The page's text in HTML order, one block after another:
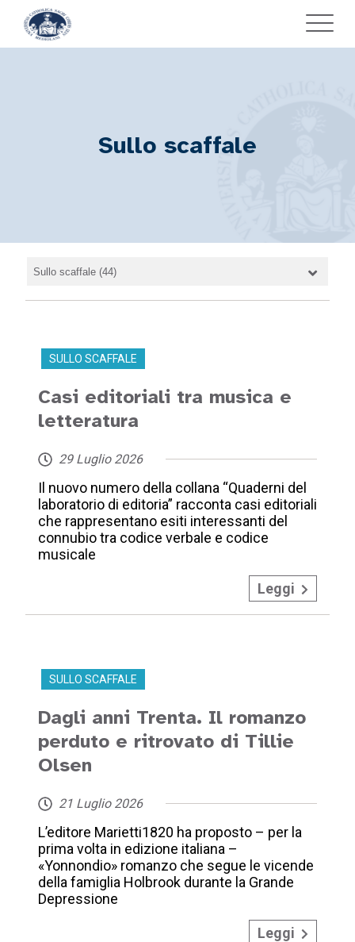
Sullo scaffale
SULLO SCAFFALE
Casi editoriali tra musica e
letteratura
29 Luglio 2026
Il nuovo numero della collana “Quaderni del
laboratorio di editoria” racconta casi editoriali
che rappresentano esiti interessanti del
connubio tra codice verbale e codice
musicale
Leggi
SULLO SCAFFALE
Dagli anni Trenta. Il romanzo
perduto e ritrovato di Tillie
Olsen
21 Luglio 2026
L’editore Marietti1820 ha proposto – per la
prima volta in edizione italiana –
«Yonnondio» romanzo che segue le vicende
della famiglia Holbrook durante la Grande
Depressione
Leggi